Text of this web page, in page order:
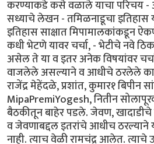
करण्याकडे कसे वळाले याचा परिचय -
सध्याचे लेखन - तमिळनाडूचा इतिहास
इतिहास साक्षात मिपामालकांकडून
कधी भेटणे यावर चर्चा, - भेटीचे नवे
असेल ते या व इतर अनेक विषयांवर
वाजलेले असल्याने व आधीचे ठरलेले
राजेंद्र मेहेंदळे, प्रशांत, कुमार१ बिपीन
MipaPremiYogesh, नितीन
बैठकीतून बाहेर पडले. जेवण, खादाडीचे
व जेवणाबद्दल इतरांचे आधीच ठरल्याने
नाही. त्याच वेळी रामचंद्र आलेत.